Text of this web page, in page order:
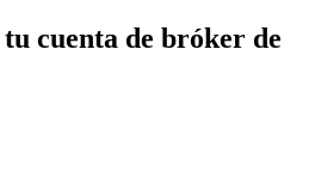
cuenta de bróker de